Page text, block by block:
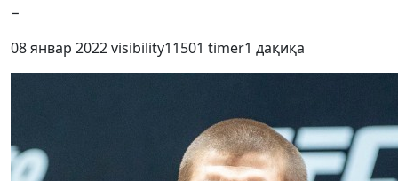
−
08 январ 2022visibility11501 timer1 дақиқа